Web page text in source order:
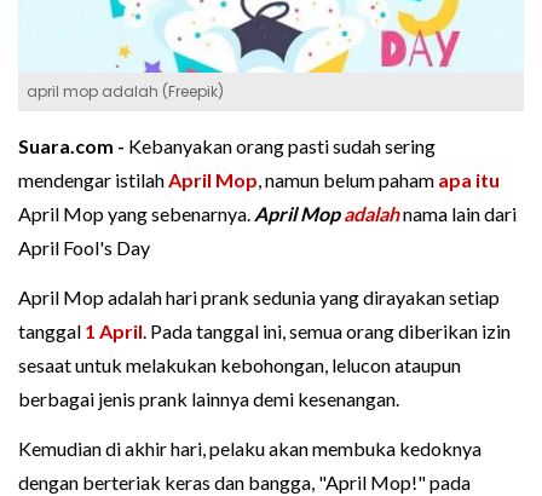
april mop adalah (Freepik)
Suara.com - Kebanyakan orang pasti sudah sering
mendengar istilahApril Mop, namun belum paham apa itu
April Mop yang sebenarnya. April Mopadalahnama lain dari
April Fool's Day
April Mop adalah hari prank sedunia yang dirayakan setiap
tanggal 1 April. Pada tanggal ini, semua orang diberikan izin
sesaat untuk melakukan kebohongan, lelucon ataupun
berbagai jenis prank lainnya demi kesenangan.
Kemudian di akhir hari, pelaku akan membuka kedoknya
dengan berteriak keras dan bangga, "April Mop!" pada